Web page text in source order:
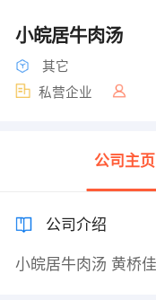
小皖居牛肉汤
其它
私营企业
公司主页
公司介绍
小皖居牛肉汤 黄桥